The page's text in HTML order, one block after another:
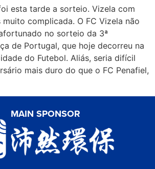
esta tarde a sorteio. Vizela com
complicada. O FC Vizela não
no sorteio da 3ª
de Portugal, que hoje decorreu na
do Futebol. Aliás, seria difícil
mais duro do que o FC Penafiel,
MAIN SPONSOR